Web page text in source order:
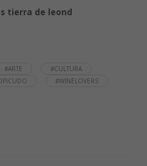
#ARTE
#CULTURA
#WINELOVERS